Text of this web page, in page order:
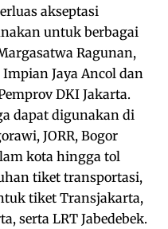
akseptasi
untuk berbagai
Ragunan,
Jaya Ancol dan
DKI Jakarta.
dapat digunakan di
JORR, Bogor
kota hingga tol
tiket transportasi,
tiket Transjakarta,
serta LRT Jabedebek.